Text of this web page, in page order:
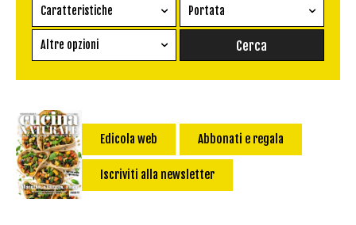
Caratteristiche
Ricetta vegetariana
Senza glutine
senza uova
Vegan
Portata
Conserva
Pane
Primo
Salsa
Altre opzioni
Impatto Glicemico:
Calorie max (kcal):
Edicola web Abbonati e regala
Iscriviti alla newsletter